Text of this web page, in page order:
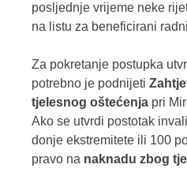
posljednje vrijeme neke
na listu za beneficirani
Za pokretanje postupka
potrebno je podnijeti
tjelesnog oštećenja pri
Ako se utvrdi postotak
donje ekstremitete ili 100
pravo na naknadu zbog